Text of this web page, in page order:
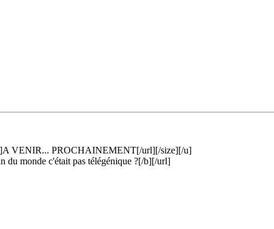
VENIR... PROCHAINEMENT[/url][/size][/u]
monde c'était pas télégénique ?[/b][/url]